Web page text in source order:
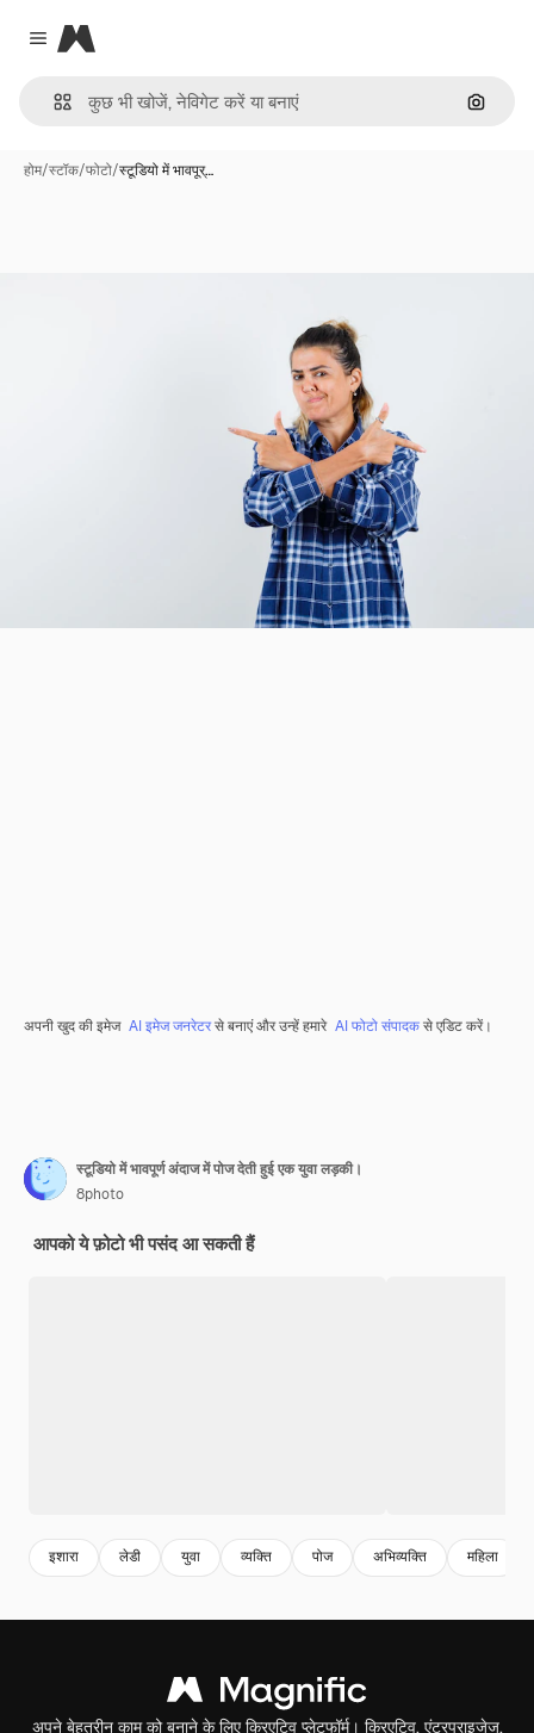
Close menu
Magnific
इमेज से
होम/स्टॉक/फोटो/स्टूडियो में भावपूर्…
अपनी खुद की इमेज AI इमेज जनरेटरसे बनाएं और उन्हें हमारे AI फोटो संपादकसे एडिट करें।
स्टूडियो में भावपूर्ण अंदाज में पोज देती हुई एक युवा लड़की।
8photo
आपको ये फ़ोटो भी पसंद आ सकती हैं
इशारा लेडी युवा व्यक्ति पोज अभिव्यक्ति महिला
अपने बेहतरीन काम को बनाने के लिए क्रिएटिव प्लेटफॉर्म। क्रिएटिव, एंटरप्राइजेज,